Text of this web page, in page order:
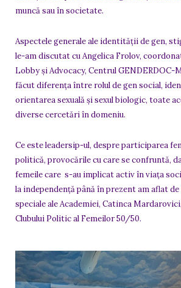
muncă sau în societate.
Aspectele generale ale identității de gen,
le-am discutat cu Angelica Frolov,
Lobby și Advocacy, Centrul GENDERDOC-
făcut diferența între rolul de gen social,
orientarea sexuală și sexul biologic, toate
diverse cercetări în domeniu.
Ce este leadersip-ul, despre participarea
politică, provocările cu care se confruntă,
femeile care s-au implicat activ în viața
la independență până în prezent am aflat
speciale ale Academiei, Catinca
Clubului Politic al Femeilor 50/50.